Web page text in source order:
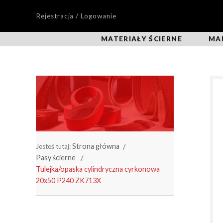
Rejestracja / Logowanie
MATERIAŁY ŚCIERNE
Jesteś tutaj:Strona główna
Pasy ścierne
Tulejka/opaska cylindryczna cyrkonowa
20x50 P240 ZK713X